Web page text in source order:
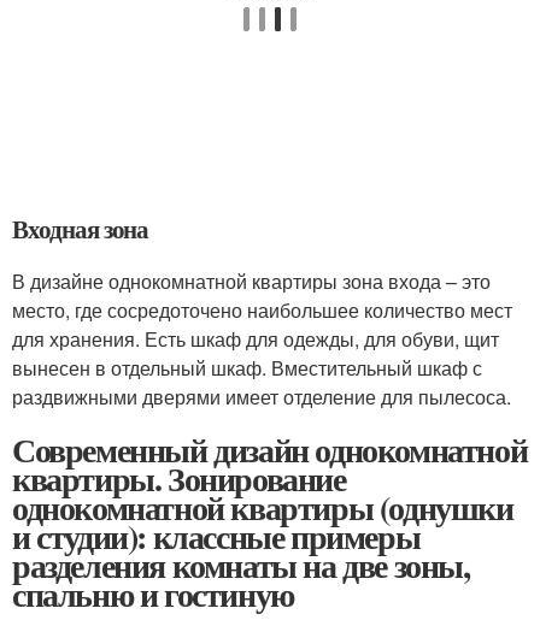
Входная зона
В дизайне однокомнатной квартиры зона входа – это
место, где сосредоточено наибольшее количество мест
для хранения. Есть шкаф для одежды, для обуви, щит
вынесен в отдельный шкаф. Вместительный шкаф с
раздвижными дверями имеет отделение для пылесоса.
Современный дизайн однокомнатной
квартиры. Зонирование
однокомнатной квартиры (однушки
и студии): классные примеры
разделения комнаты на две зоны,
спальню и гостиную